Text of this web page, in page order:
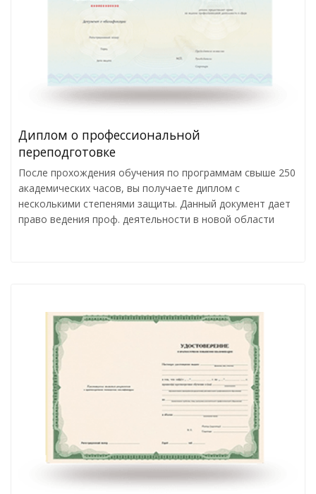
Диплом о профессиональной
переподготовке
После прохождения обучения по программам свыше 250
академических часов, вы получаете диплом с
несколькими степенями защиты. Данный документ дает
право ведения проф. деятельности в новой области